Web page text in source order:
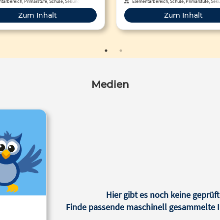
II, Hochschule, Berufliche Bildung,
Erwachsenenbildung, Fortbildung,
Fernunterricht
Zum Inhalt
I, Sekundarstufe II, Hochschule,
Fortbildung, Erwachsenenbildung,
Zum Inhalt
Medien
Hier gibt es noch keine
Finde passende maschinell gesammelte